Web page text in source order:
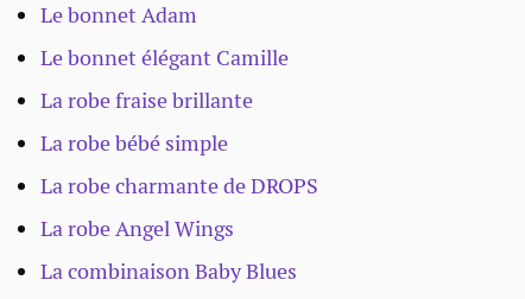
Le bonnet Adam
Le bonnet élégant Camille
La robe fraise brillante
La robe bébé simple
La robe charmante de DROPS
La robe Angel Wings
La combinaison Baby Blues